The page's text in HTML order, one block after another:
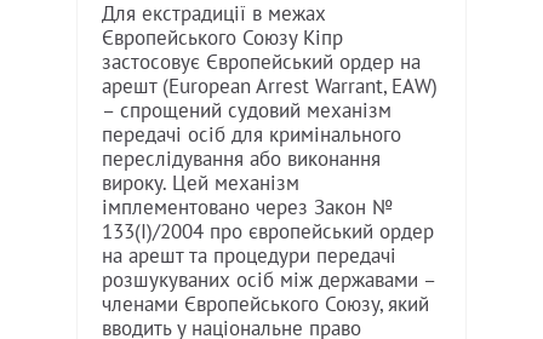
Для екстрадиції в межах
Європейського Союзу Кіпр
застосовує Європейський ордер на
арешт (European Arrest Warrant, EAW)
– спрощений судовий механізм
передачі осіб для кримінального
переслідування або виконання
вироку. Цей механізм
імплементовано через Закон №
133(I)/2004 про європейський ордер
на арешт та процедури передачі
розшукуваних осіб між державами –
членами Європейського Союзу, який
вводить у національне право